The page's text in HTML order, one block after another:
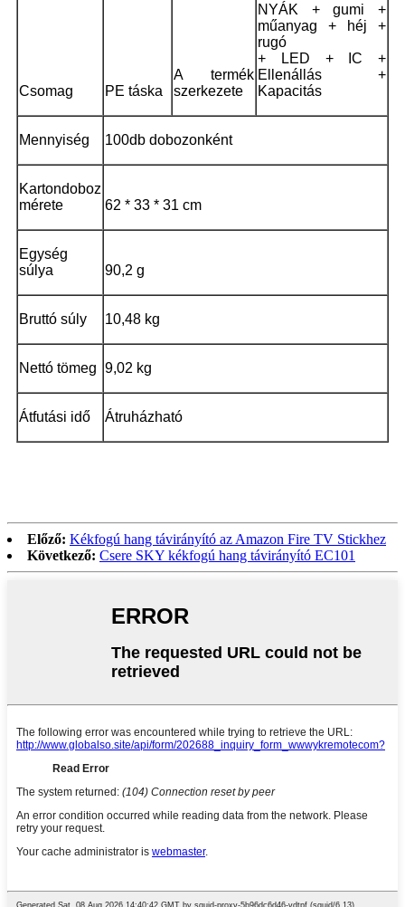
Csomag PE táska
A termék
szerkezete
NYÁK + gumi +
műanyag + héj +
rugó
+ LED + IC +
Ellenállás +
Kapacitás
Mennyiség 100db dobozonként
Kartondoboz
mérete
62 * 33 * 31 cm
Egység
súlya
90,2 g
Bruttó súly 10,48 kg
Nettó tömeg 9,02 kg
Átfutási idő Átruházható
Előző: Kékfogú hang távirányító az Amazon Fire TV Stickhez
Következő: Csere SKY kékfogú hang távirányító EC101